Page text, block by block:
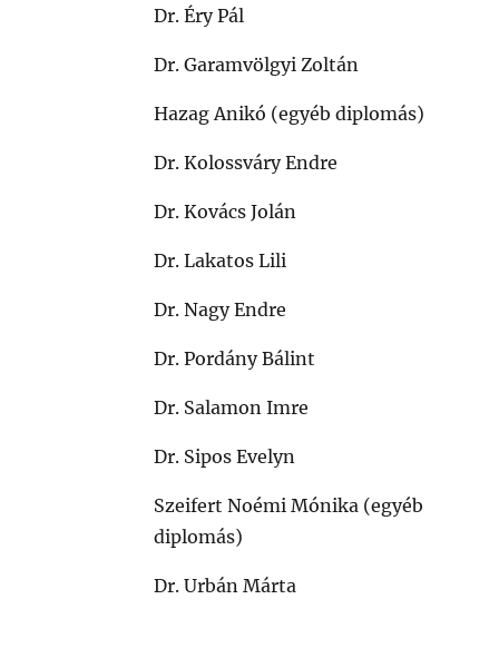
Dr. Éry Pál
Dr. Garamvölgyi Zoltán
Hazag Anikó (egyéb diplomás)
Dr. Kolossváry Endre
Dr. Kovács Jolán
Dr. Lakatos Lili
Dr. Nagy Endre
Dr. Pordány Bálint
Dr. Salamon Imre
Dr. Sipos Evelyn
Szeifert Noémi Mónika (egyéb
diplomás)
Dr. Urbán Márta